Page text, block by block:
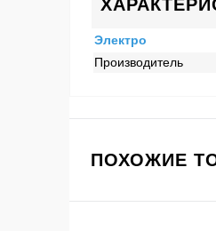
Электро
Производитель
ПОХОЖИЕ